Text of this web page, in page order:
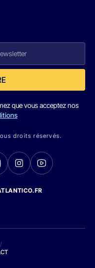
que vous acceptez nos
droits réservés.
/